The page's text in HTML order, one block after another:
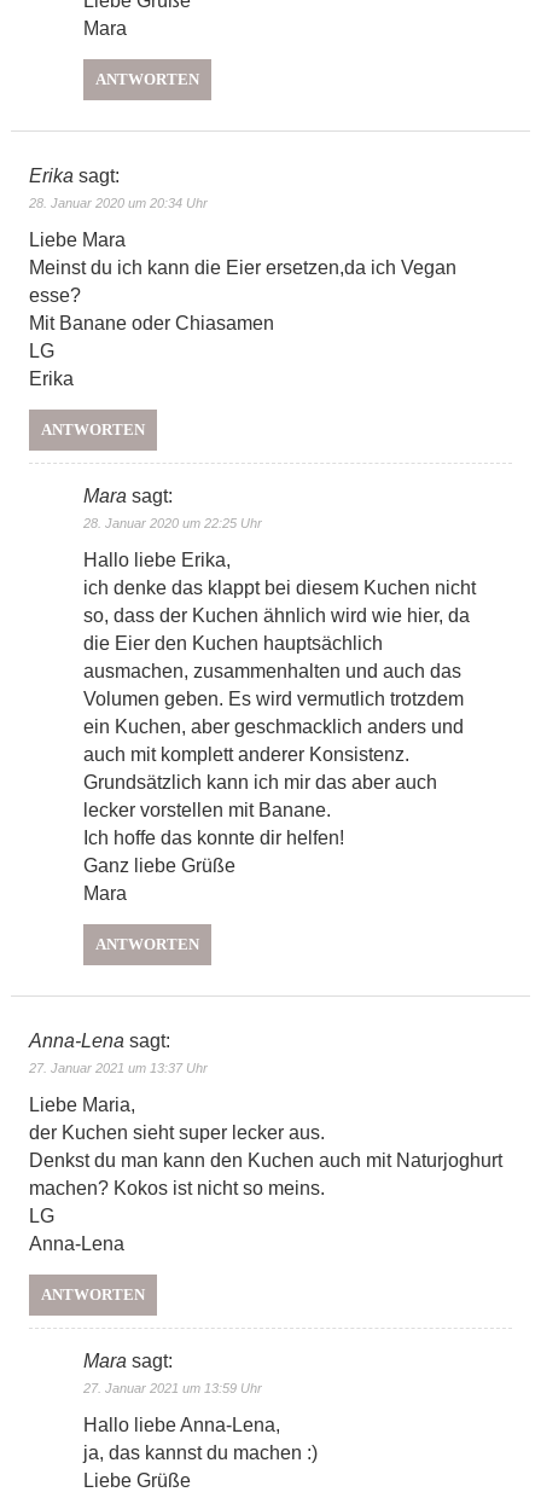
Mara
ANTWORTEN
Erika sagt:
28. Januar 2020 um 20:34 Uhr
Liebe Mara
Meinst du ich kann die Eier ersetzen,da ich Vegan
esse?
Mit Banane oder Chiasamen
LG
Erika
ANTWORTEN
Mara sagt:
28. Januar 2020 um 22:25 Uhr
Hallo liebe Erika,
ich denke das klappt bei diesem Kuchen nicht
so, dass der Kuchen ähnlich wird wie hier, da
die Eier den Kuchen hauptsächlich
ausmachen, zusammenhalten und auch das
Volumen geben. Es wird vermutlich trotzdem
ein Kuchen, aber geschmacklich anders und
auch mit komplett anderer Konsistenz.
Grundsätzlich kann ich mir das aber auch
lecker vorstellen mit Banane.
Ich hoffe das konnte dir helfen!
Ganz liebe Grüße
Mara
ANTWORTEN
Anna-Lena sagt:
27. Januar 2021 um 13:37 Uhr
Liebe Maria,
der Kuchen sieht super lecker aus.
Denkst du man kann den Kuchen auch mit Naturjoghurt
machen? Kokos ist nicht so meins.
LG
Anna-Lena
ANTWORTEN
Mara sagt:
27. Januar 2021 um 13:59 Uhr
Hallo liebe Anna-Lena,
ja, das kannst du machen :)
Liebe Grüße